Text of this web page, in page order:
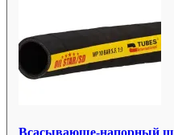
Всасывающе-напорный